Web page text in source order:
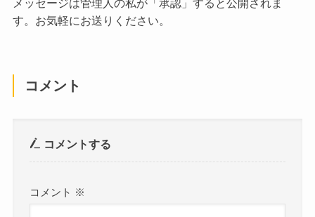
メッセージは管理人の私が「承認」すると公開されま
す。お気軽にお送りください。
コメント
コメントする
コメント ※